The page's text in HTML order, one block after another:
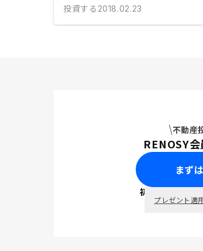
投資する 2018.02.23
不動産
RENOSY会
まず
初回面談で
プレゼント適